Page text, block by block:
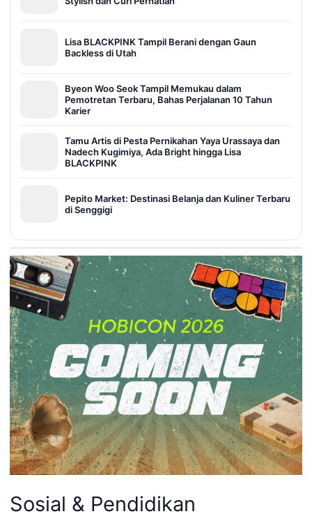
Lisa BLACKPINK Tampil Berani dengan Gaun
Backless di Utah
Byeon Woo Seok Tampil Memukau dalam
Pemotretan Terbaru, Bahas Perjalanan 10 Tahun
Karier
Tamu Artis di Pesta Pernikahan Yaya Urassaya dan
Nadech Kugimiya, Ada Bright hingga Lisa
BLACKPINK
Pepito Market: Destinasi Belanja dan Kuliner Terbaru
di Senggigi
Sosial & Pendidikan